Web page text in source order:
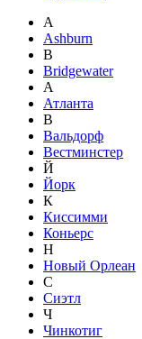
A
Ashburn
B
Bridgewater
А
Атланта
В
Вальдорф
Вестминстер
Й
Йорк
К
Киссимми
Коньерс
Н
Новый Орлеан
С
Сиэтл
Ч
Чинкотиг